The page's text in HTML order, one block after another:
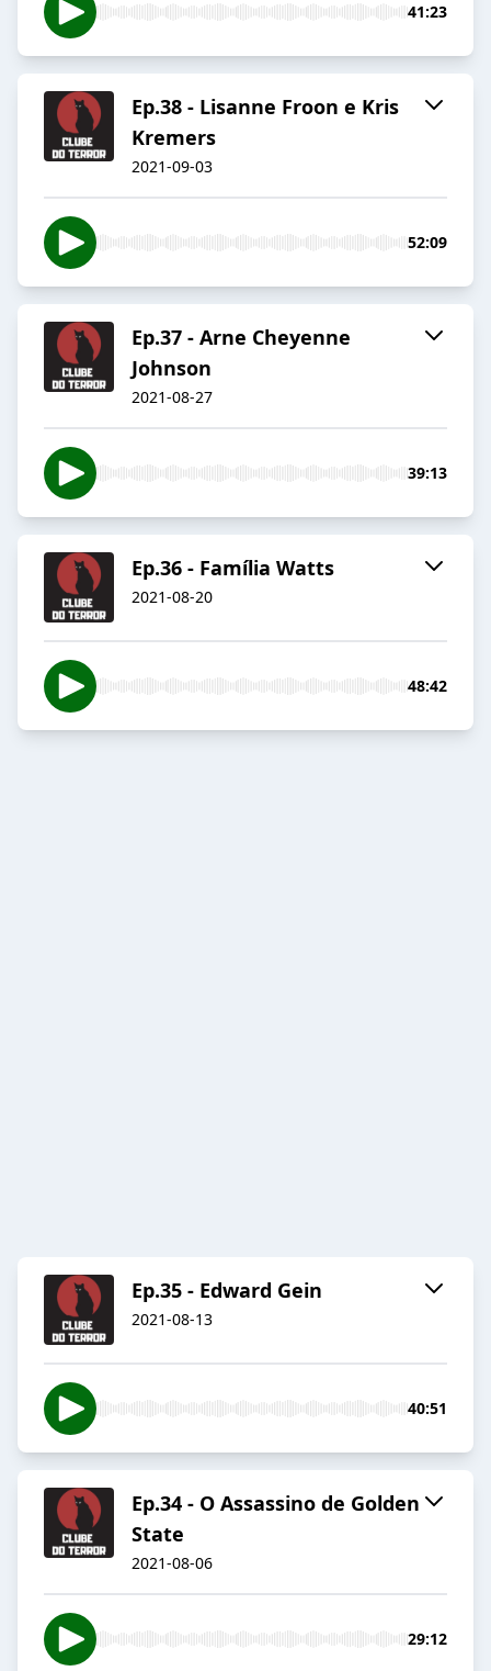
41:23
Ep.38 - Lisanne Froon e Kris
Kremers
2021-09-03
52:09
Ep.37 - Arne Cheyenne
Johnson
2021-08-27
39:13
Ep.36 - Família Watts
2021-08-20
48:42
Ep.35 - Edward Gein
2021-08-13
40:51
Ep.34 - O Assassino de Golden
State
2021-08-06
29:12